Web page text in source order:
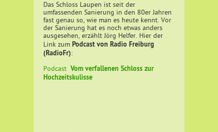
Das Schloss Laupen ist seit der
umfassenden Sanierung in den 80er Jahren
fast genau so, wie man es heute kennt. Vor
der Sanierung hat es noch etwas anders
ausgesehen, erzählt Jörg Helfer. Hier der
Link zum Podcast von Radio Freiburg
(RadioFr):
Podcast Vom verfallenen Schloss zur
Hochzeitskulisse